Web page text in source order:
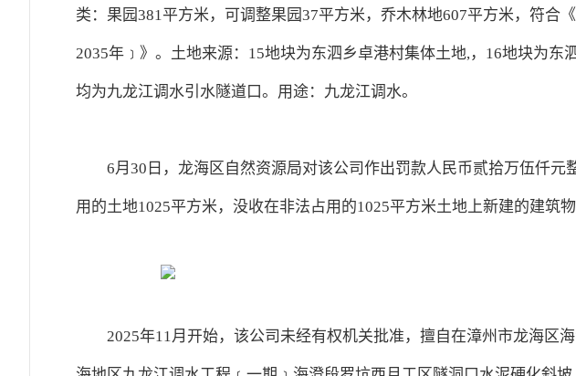
类：果园381平方米，可调整果园37平方米，乔木林地607平方米，符合
2035年﹞》。土地来源：15地块为东泗乡卓港村集体土地,，16地块为东
均为九龙江调水引水隧道口。用途：九龙江调水。
6月30日，龙海区自然资源局对该公司作出罚款人民币贰拾万伍仟元
用的土地1025平方米，没收在非法占用的1025平方米土地上新建的建筑物
2025年11月开始，该公司未经有权机关批准，擅自在漳州市龙海区